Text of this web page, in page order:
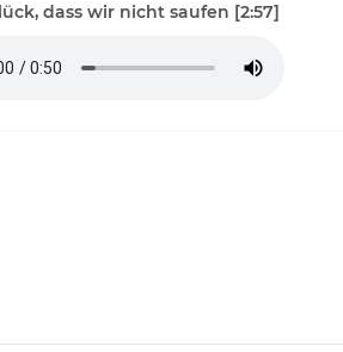
4.) Ein Glück, dass wir nicht saufen [2:57]